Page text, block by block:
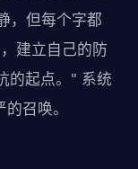
，但每个字都
建立自己的防
的起点。" 系统
召唤。